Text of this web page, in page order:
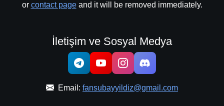
or contact pageand it will be removed immediately.
İletişim ve Sosyal Medya
Email: fansubayyildiz@gmail.com